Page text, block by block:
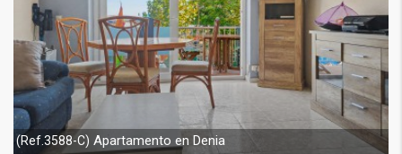
(Ref.3588-C) Apartamento en Denia